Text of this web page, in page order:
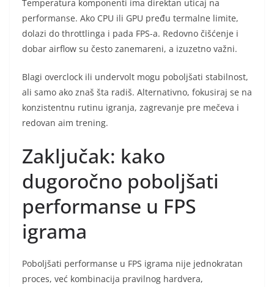
Temperatura komponenti ima direktan uticaj na
performanse. Ako CPU ili GPU pređu termalne limite,
dolazi do throttlinga i pada FPS-a. Redovno čišćenje i
dobar airflow su često zanemareni, a izuzetno važni.
Blagi overclock ili undervolt mogu poboljšati stabilnost,
ali samo ako znaš šta radiš. Alternativno, fokusiraj se na
konzistentnu rutinu igranja, zagrevanje pre mečeva i
redovan aim trening.
Zaključak: kako
dugoročno poboljšati
performanse u FPS
igrama
Poboljšati performanse u FPS igrama nije jednokratan
proces, već kombinacija pravilnog hardvera,